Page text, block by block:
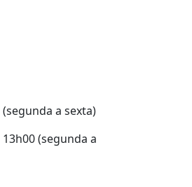
a sexta)
(segunda a